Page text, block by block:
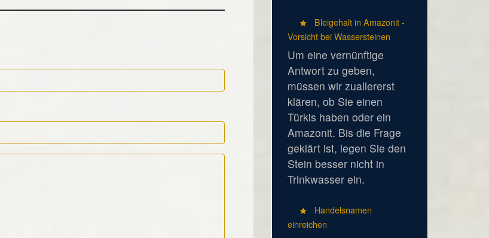
Bleigehalt in Amazonit -
Vorsicht bei Wassersteinen
Um eine vernünftige
Antwort zu geben,
müssen wir zuallererst
klären, ob Sie einen
Türkis haben oder ein
Amazonit. Bis die Frage
geklärt ist, legen Sie den
Stein besser nicht in
Trinkwasser ein.
Handelsnamen
einreichen